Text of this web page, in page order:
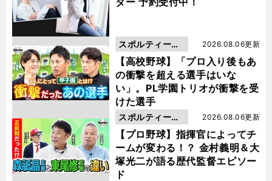
【高校野球】「プロ入り後もあ
の衝撃を超える選手はいな
い」。PL学園トリオが衝撃を受
けた選手
2026.08.06更新
スポルティーバ
動画
【プロ野球】指揮官によってチ
ームが変わる！？ 金村義明＆大
塚光二が語る歴代監督エピソー
ド
2026.08.06更新
スポルティーバ
動画